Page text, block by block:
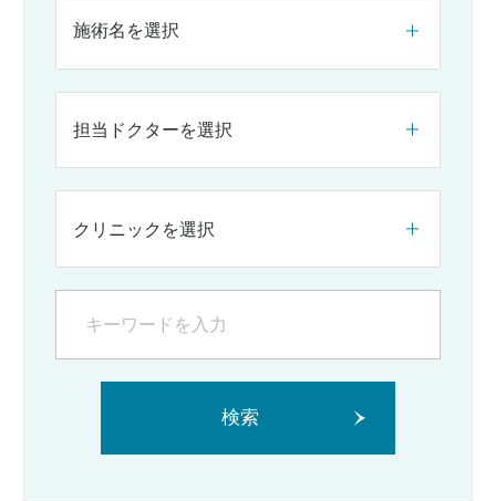
施術名を選択
担当ドクターを選択
クリニックを選択
検索